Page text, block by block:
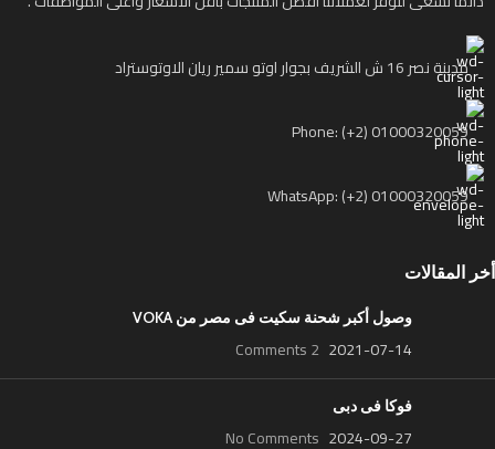
مدينة نصر 16 ش الشريف بجوار اوتو سمير ريان الاوتوستراد
Phone: (+2) 01000320059
WhatsApp: (+2) 01000320059
أخر المقالات
وصول أكبر شحنة سكيت فى مصر من VOKA
2021-07-14
2 Comments
فوكا فى دبى
2024-09-27
No Comments